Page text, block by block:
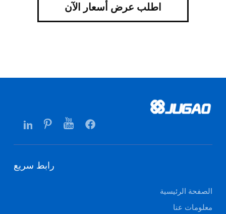
اطلب عرض أسعار الآن
رابط سريع
الصفحة الرئيسية
معلومات عنا